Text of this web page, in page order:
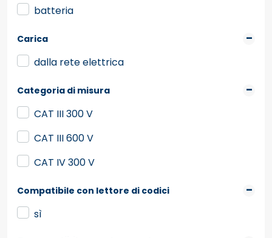
batteria
Carica
dalla rete elettrica
Categoria di misura
CAT III 300 V
CAT III 600 V
CAT IV 300 V
Compatibile con lettore di codici
sì